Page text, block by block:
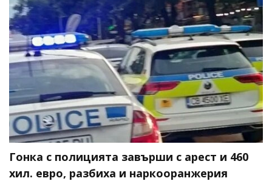
Гонка с полицията завърши с арест и 460
хил. евро, разбиха и наркооранжерия